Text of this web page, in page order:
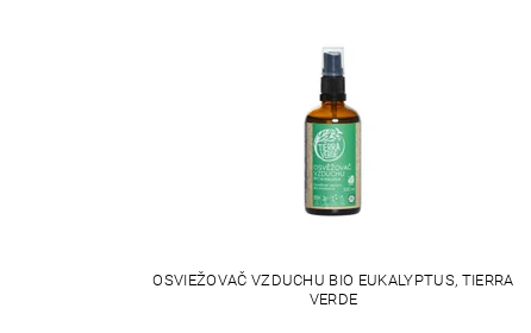
OSVIEŽOVAČ VZDUCHU BIO EUKALYPTUS, TIERRA
VERDE